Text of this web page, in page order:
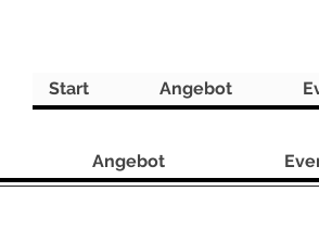
Start Angebot
Angebot